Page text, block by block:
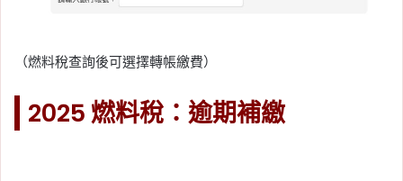
（燃料稅查詢後可選擇轉帳繳費）
2025 燃料稅：逾期補繳